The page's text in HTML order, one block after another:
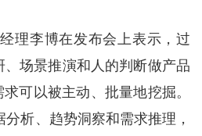
理李博在发布会上表示，过
场景推演和人的判断做产品
可以被主动、批量地挖掘。
析、趋势洞察和需求推理，